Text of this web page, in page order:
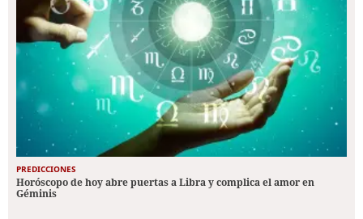
PREDICCIONES
Horóscopo de hoy abre puertas a Libra y complica el amor en
Géminis